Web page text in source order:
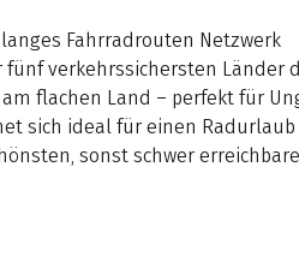
Fahrradrouten Netzwerk
verkehrssichersten Länder
flachen Land – perfekt für
sich ideal für einen Radurlaub
sonst schwer